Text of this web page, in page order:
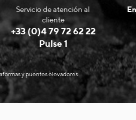
Servicio de atención al
cliente
+33 (0)4 79 72 62 22
Pulse 1
y puentes elevadores.